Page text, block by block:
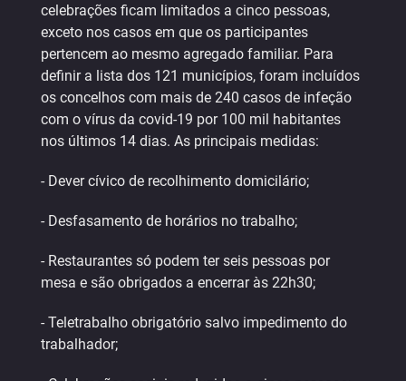
celebrações ficam limitados a cinco pessoas,
exceto nos casos em que os participantes
pertencem ao mesmo agregado familiar. Para
definir a lista dos 121 municípios, foram incluídos
os concelhos com mais de 240 casos de infeção
com o vírus da covid-19 por 100 mil habitantes
nos últimos 14 dias. As principais medidas:
- Dever cívico de recolhimento domicilário;
- Desfasamento de horários no trabalho;
- Restaurantes só podem ter seis pessoas por
mesa e são obrigados a encerrar às 22h30;
- Teletrabalho obrigatório salvo impedimento do
trabalhador;